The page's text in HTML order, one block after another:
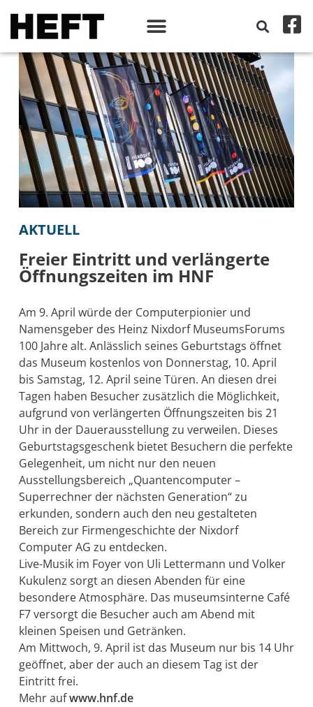
AKTUELL
Freier Eintritt und verlängerte
Öffnungszeiten im HNF
Am 9. April würde der Computerpionier und
Namensgeber des Heinz Nixdorf MuseumsForums
100 Jahre alt. Anlässlich seines Geburtstags öffnet
das Museum kostenlos von Donnerstag, 10. April
bis Samstag, 12. April seine Türen. An diesen drei
Tagen haben Besucher zusätzlich die Möglichkeit,
aufgrund von verlängerten Öffnungszeiten bis 21
Uhr in der Dauerausstellung zu verweilen. Dieses
Geburtstagsgeschenk bietet Besuchern die perfekte
Gelegenheit, um nicht nur den neuen
Ausstellungsbereich „Quantencomputer –
Superrechner der nächsten Generation“ zu
erkunden, sondern auch den neu gestalteten
Bereich zur Firmengeschichte der Nixdorf
Computer AG zu entdecken.
Live-Musik im Foyer von Uli Lettermann und Volker
Kukulenz sorgt an diesen Abenden für eine
besondere Atmosphäre. Das museumsinterne Café
F7 versorgt die Besucher auch am Abend mit
kleinen Speisen und Getränken.
Am Mittwoch, 9. April ist das Museum nur bis 14 Uhr
geöffnet, aber der auch an diesem Tag ist der
Eintritt frei.
Mehr aufwww.hnf.de